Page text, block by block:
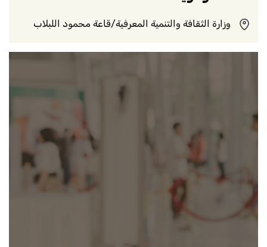
وزارة الثقافة والتنمية المعرفية/قاعة محمود اللبلاب